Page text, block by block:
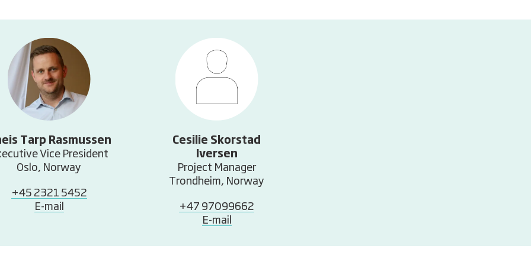
Tarp Rasmussen
Vice President
Oslo, Norway
+45 2321 5452
E-mail
Cesilie Skorstad
Iversen
Project Manager
Trondheim, Norway
+47 97099662
E-mail